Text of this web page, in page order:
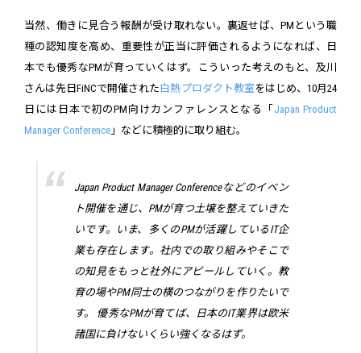
当然、働きに見合う報酬が受け取れない。裏返せば、PMという職
種の認知度を高め、重要性が正当に評価されるようになれば、日
本でも優秀なPMが育っていくはず。こういった考えのもと、及川
さんは先日FiNCで開催された白熱プロダクト教室をはじめ、10月24
日には日本で初のPM向けカンファレンスとなる「 Japan Product
Manager Conference 」などに積極的に取り組む。
Japan Product Manager Conferenceなどのイベン
ト開催を通じ、PMが育つ土壌を整えていきた
いです。いま、多くのPMが活躍しているIT企
業も存在します。社内での取り組みやそこで
の知見をもっと社外にアピールしていく。教
育の場やPM同士の横のつながりを作りたいで
す。 優秀なPMが育てば、日本のIT業界は欧米
諸国に負けないくらい強くなるはず。